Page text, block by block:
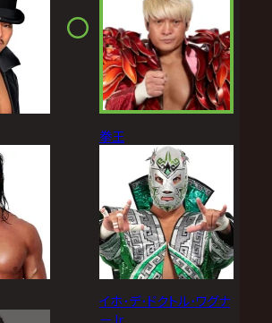
拳王
イホ･デ･ドクトル･ワグナ
ーJr.